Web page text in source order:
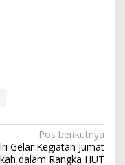
Pos berikutnya
Gelar Kegiatan Jumat
dalam Rangka HUT